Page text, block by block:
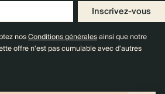
Inscrivez-vous
nosConditions généralesainsi que notre
offre n'est pas cumulable avec d'autres